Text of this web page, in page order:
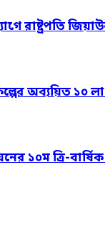
রাষ্ট্রপতি
অব্যয়িত ১০
১০ম ত্রি-